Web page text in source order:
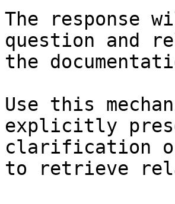
The response
question and
the
Use this
explicitly
clarification